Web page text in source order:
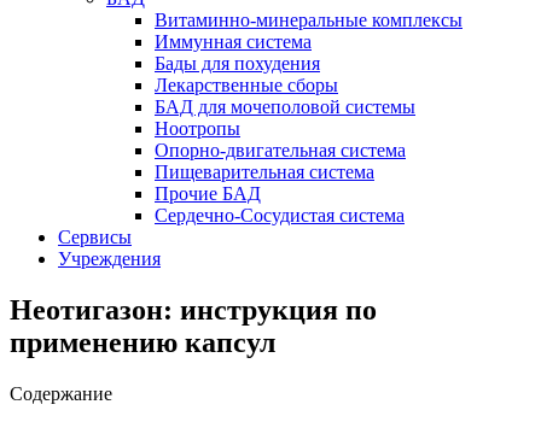
Витаминно-минеральные комплексы
Иммунная система
Бады для похудения
Лекарственные сборы
БАД для мочеполовой системы
Ноотропы
Опорно-двигательная система
Пищеварительная система
Прочие БАД
Сердечно-Сосудистая система
Сервисы
Учреждения
Неотигазон: инструкция по
применению капсул
Содержание